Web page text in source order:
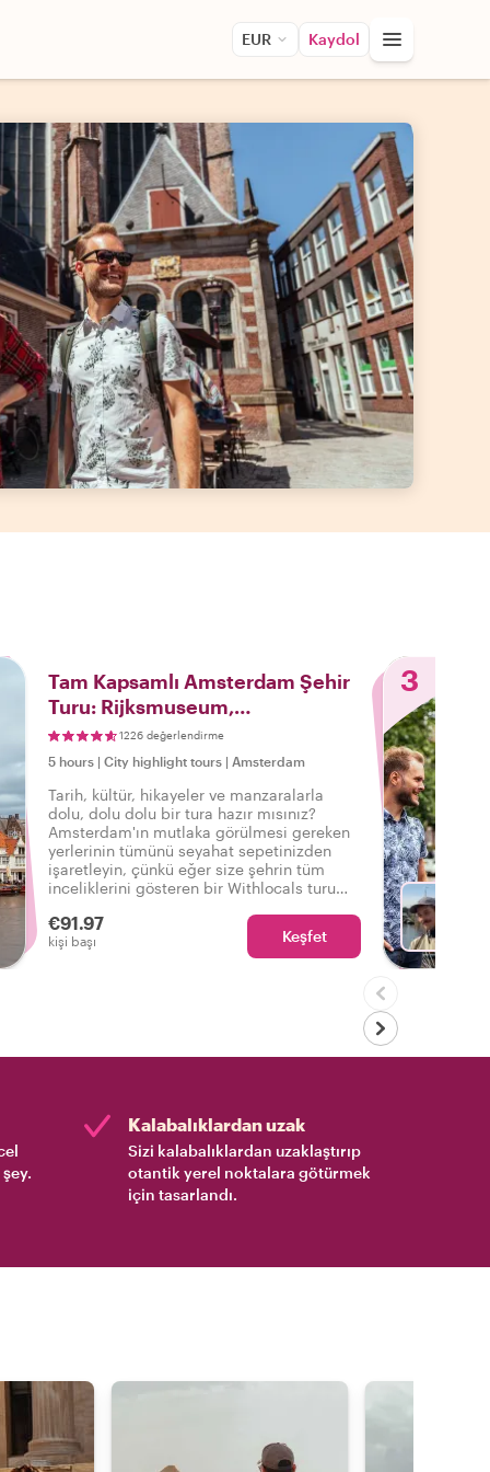
EUR Kaydol
Tam Kapsamlı Amsterdam Şehir
Turu: Rijksmuseum,
Rembrandtplein ve Daha Fazlası!
1226 değerlendirme
5 hours | City highlight tours | Amsterdam
Tarih, kültür, hikayeler ve manzaralarla
dolu, dolu dolu bir tura hazır mısınız?
Amsterdam'ın mutlaka görülmesi gereken
yerlerinin tümünü seyahat sepetinizden
işaretleyin, çünkü eğer size şehrin tüm
inceliklerini gösteren bir Withlocals turu
Amsterdam turudur.
€91.97
kişi başı Keşfet
3
Kalabalıklardan uzak
Sizi kalabalıklardan uzaklaştırıp
otantik yerel noktalara götürmek
için tasarlandı.